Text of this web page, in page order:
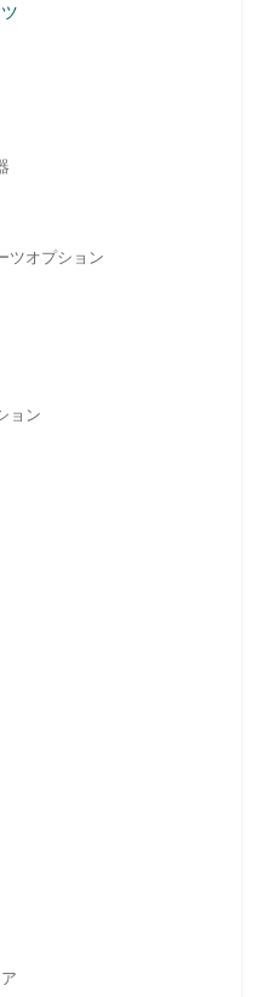
ツオプション
ョン